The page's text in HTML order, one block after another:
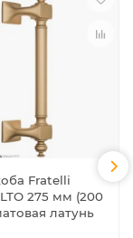
Fratelli
275 мм (200
латунь